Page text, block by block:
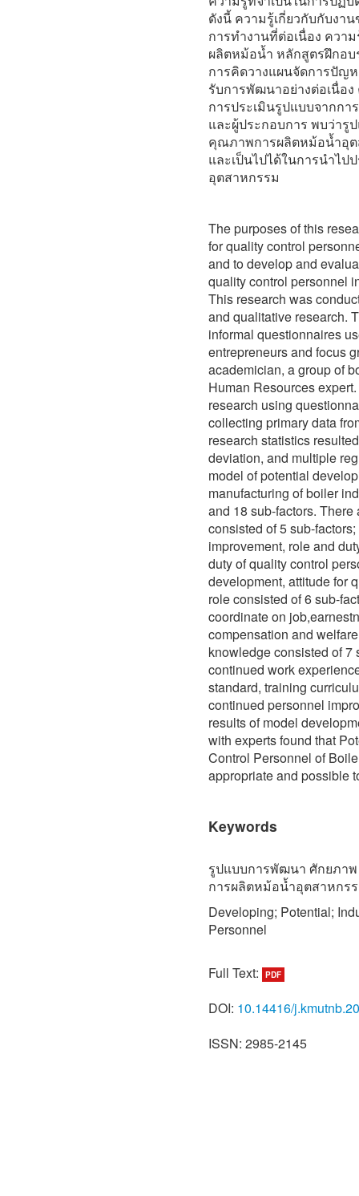
ดังนี้ ความรู้เกี่ยวกับกับง
การทำงานที่ต่อเนื่อง ควา
ผลิตหม้อน้ำ หลักสูตรฝึกอ
การคิดวางแผนจัดการปัญ
รับการพัฒนาอย่างต่อเนื่อ
การประเมินรูปแบบจากก
และผู้ประกอบการ พบว่า
คุณภาพการผลิตหม้อน้ำอุ
และเป็นไปได้ในการนำไ
อุตสาหกรรม
The purposes of this
for quality control
and to develop and
quality control personnel
This research was
and qualitative research.
informal questionnaires
entrepreneurs and focus
academician, a group of
Human Resources
research using
collecting primary data
research statistics
deviation, and multiple
model of potential
manufacturing of boiler
and 18 sub-factors.
consisted of 5 sub-
improvement, role and
duty of quality control
development, attitude for
role consisted of 6 sub-
coordinate on
compensation and
knowledge consisted of 7
continued work
standard, training
continued personnel
results of model
with experts found that
Control Personnel of
appropriate and possible
Keywords
รูปแบบการพัฒนา ศักยภา
การผลิตหม้อน้ำอุตสาหกร
Developing; Potential;
Personnel
Full Text: PDF
DOI: 10.14416/
ISSN: 2985-2145